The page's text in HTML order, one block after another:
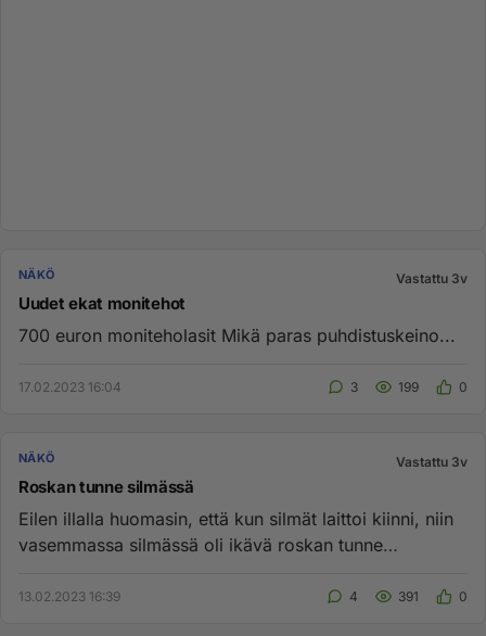
NÄKÖ Vastattu 3v
Uudet ekat monitehot
700 euron moniteholasit Mikä paras puhdistuskeino...
17.02.2023 16:04 3 199 0
NÄKÖ Vastattu 3v
Roskan tunne silmässä
Eilen illalla huomasin, että kun silmät laittoi kiinni, niin
vasemmassa silmässä oli ikävä roskan tunne
13.02.2023 16:39 4 391 0